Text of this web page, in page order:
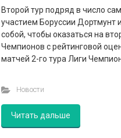
Второй тур подряд в число
участием Боруссии Дортмунт
собой, чтобы оказаться на
Чемпионов с рейтинговой
матчей 2-го тура Лиги
Новости
Читать дальше